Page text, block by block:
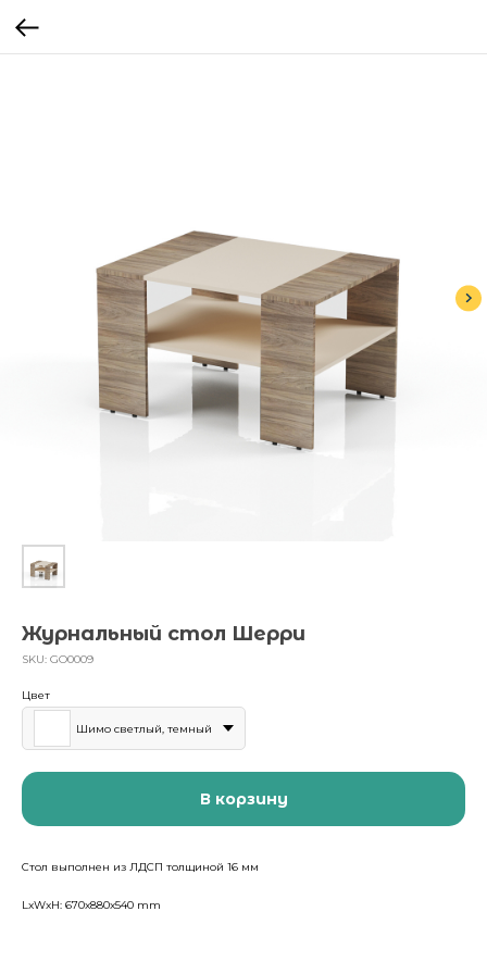
Журнальный стол Шерри
SKU: GO0009
Цвет
Шимо светлый, темный
В корзину
Стол выполнен из ЛДСП толщиной 16 мм
LxWxH: 670x880x540 mm